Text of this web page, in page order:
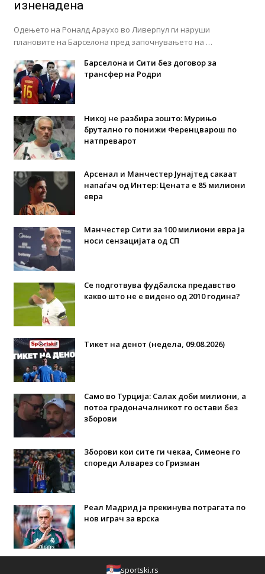
изненадена
Одењето на Роналд Араухо во Ливерпул ги наруши
плановите на Барселона пред започнувањето на …
Барселона и Сити без договор за
трансфер на Родри
Никој не разбира зошто: Мурињо
брутално го понижи Ференцварош по
натпреварот
Арсенал и Манчестер Јунајтед сакаат
напаѓач од Интер: Цената е 85 милиони
евра
Манчестер Сити за 100 милиони евра ја
носи сензацијата од СП
Се подготвува фудбалска предавство
какво што не е видено од 2010 година?
Тикет на денот (недела, 09.08.2026)
Само во Турција: Салах доби милиони, а
потоа градоначалникот го остави без
зборови
Зборови кои сите ги чекаа, Симеоне го
спореди Алварез со Гризман
Реал Мадрид ја прекинува потрагата по
нов играч за врска
sportski.rs